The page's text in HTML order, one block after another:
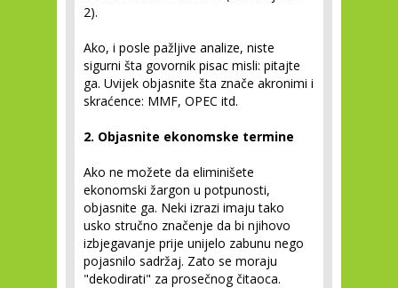
2).
Ako, i posle pažljive analize, niste
sigurni šta govornik pisac misli: pitajte
ga. Uvijek objasnite šta znače akronimi i
skraćence: MMF, OPEC itd.
2. Objasnite ekonomske termine
Ako ne možete da eliminišete
ekonomski žargon u potpunosti,
objasnite ga. Neki izrazi imaju tako
usko stručno značenje da bi njihovo
izbjegavanje prije unijelo zabunu nego
pojasnilo sadržaj. Zato se moraju
"dekodirati" za prosečnog čitaoca.